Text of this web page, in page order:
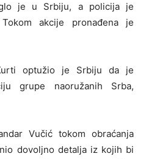
je u Srbiju, a policija je
akcije pronađena je
optužio je Srbiju da je
grupe naoružanih Srba,
Vučić tokom obraćanja
dovoljno detalja iz kojih bi